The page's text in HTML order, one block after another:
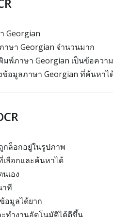
Georgian
ษา Georgian จำนวนมาก
พ์ภาษา Georgian เป็นข้อควา
ข้อมูลภาษา Georgian ที่ค้นหาไ
กล็อกอยู่ในรูปภาพ
เลือกและค้นหาได้
เอง
าที
อมูลได้ยาก
ทำงานอัตโนมัติได้ดีขึ้น